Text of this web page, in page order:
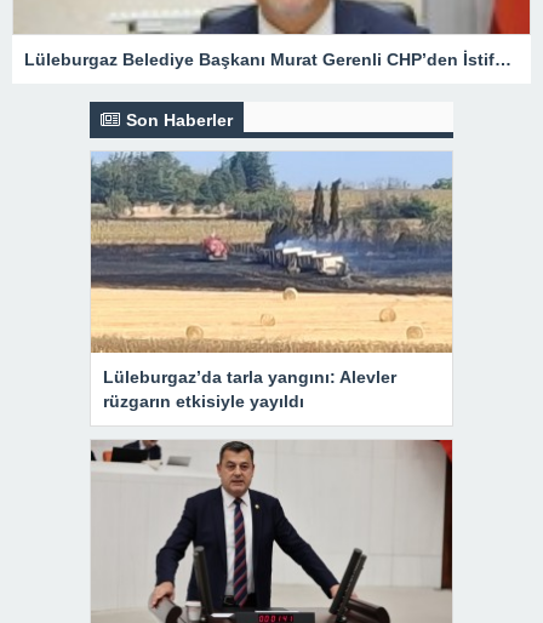
Lüleburgaz Belediye Başkanı Murat Gerenli CHP’den İstifa Etti
Son Haberler
Lüleburgaz’da tarla yangını: Alevler
rüzgarın etkisiyle yayıldı